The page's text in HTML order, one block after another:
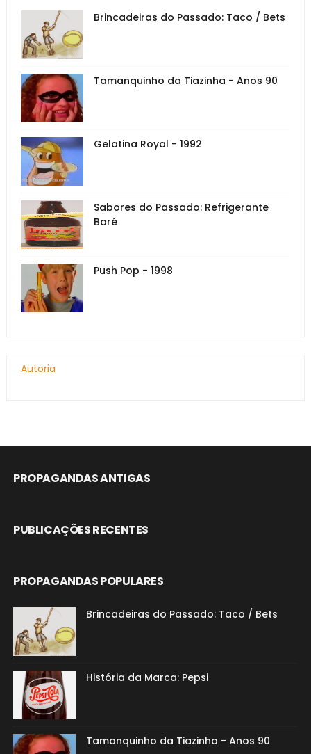
Brincadeiras do Passado: Taco / Bets
Tamanquinho da Tiazinha - Anos 90
Gelatina Royal - 1992
Sabores do Passado: Refrigerante
Baré
Push Pop - 1998
Autoria
PROPAGANDAS ANTIGAS
PUBLICAÇÕES RECENTES
PROPAGANDAS POPULARES
Brincadeiras do Passado: Taco / Bets
História da Marca: Pepsi
Tamanquinho da Tiazinha - Anos 90